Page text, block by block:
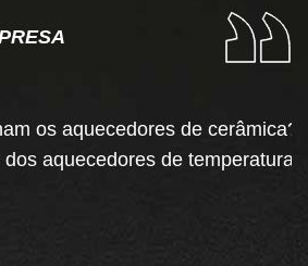
aquecedores de cerâmica? A
de temperatura